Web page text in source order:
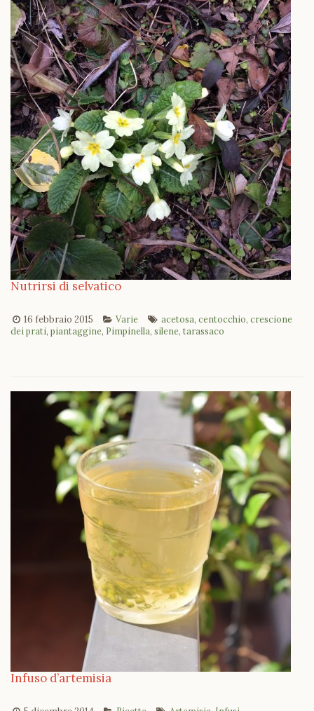
Nutrirsi di selvatico
16 febbraio 2015 Varie acetosa, centocchio, crescione
dei prati, piantaggine, Pimpinella, silene, tarassaco
Infuso d’artemisia